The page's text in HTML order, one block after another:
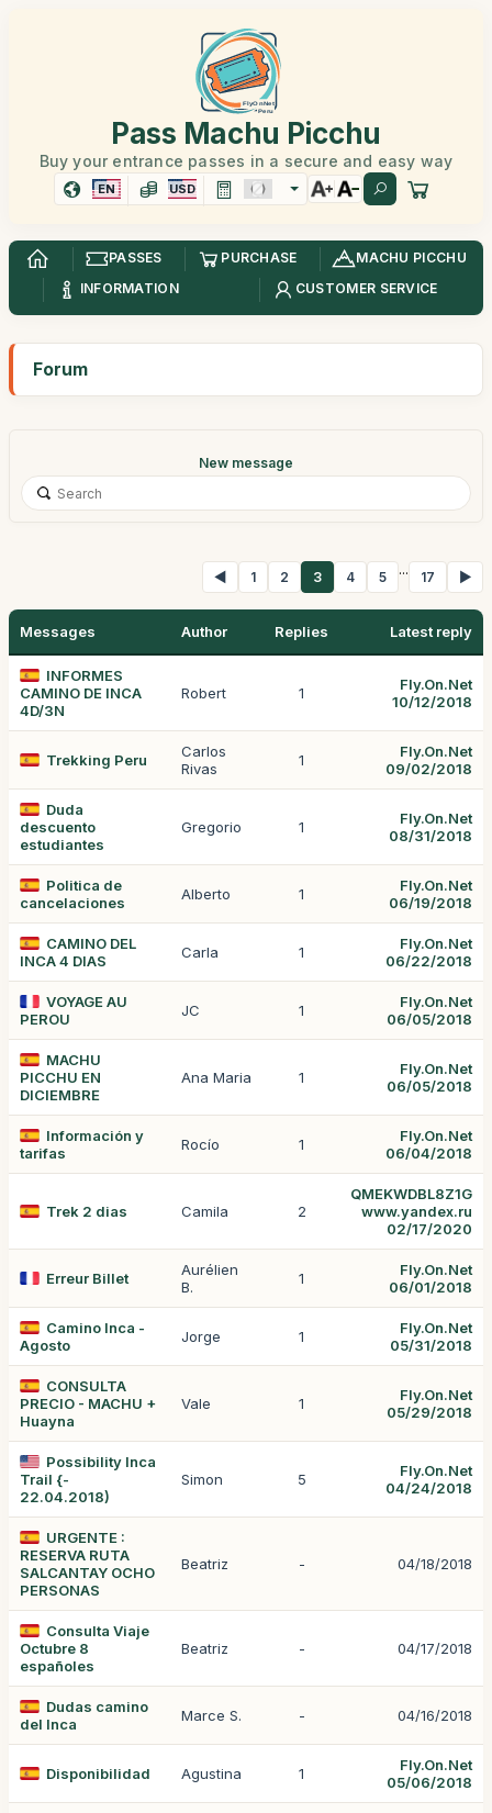
Pass Machu Picchu
Buy your entrance passes in a secure and easy way
EN USD
PASSES PURCHASE
MACHU PICCHU
INFORMATION
CUSTOMER SERVICE
Forum
New message
◀ 1 2 3 4 5 ... 17 ▶
Messages Author Replies Latest reply
INFORMES
CAMINO DE INCA
4D/3N
Robert 1
Fly.On.Net
10/12/2018
Trekking Peru
Carlos
Rivas
1
Fly.On.Net
09/02/2018
Duda
descuento
estudiantes
Gregorio 1
Fly.On.Net
08/31/2018
Politica de
cancelaciones
Alberto 1
Fly.On.Net
06/19/2018
CAMINO DEL
INCA 4 DIAS
Carla 1
Fly.On.Net
06/22/2018
VOYAGE AU
PEROU
JC 1
Fly.On.Net
06/05/2018
MACHU
PICCHU EN
DICIEMBRE
Ana Maria 1
Fly.On.Net
06/05/2018
Información y
tarifas
Rocío 1
Fly.On.Net
06/04/2018
Trek 2 dias Camila 2
QMEKWDBL8Z1G
www.yandex.ru
02/17/2020
Erreur Billet
Aurélien
B.
1
Fly.On.Net
06/01/2018
Camino Inca -
Agosto
Jorge 1
Fly.On.Net
05/31/2018
CONSULTA
PRECIO - MACHU +
Huayna
Vale 1
Fly.On.Net
05/29/2018
Possibility Inca
Trail {-
22.04.2018)
Simon 5
Fly.On.Net
04/24/2018
URGENTE :
RESERVA RUTA
SALCANTAY OCHO
PERSONAS
Beatriz - 04/18/2018
Consulta Viaje
Octubre 8
españoles
Beatriz - 04/17/2018
Dudas camino
del Inca
Marce S. - 04/16/2018
Disponibilidad Agustina 1
Fly.On.Net
05/06/2018